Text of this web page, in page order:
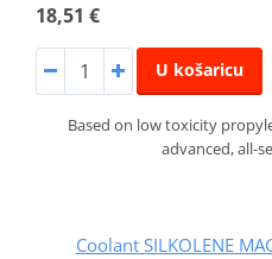
18,51 €
U košaricu
Based on low toxicity
advanced, all-
Coolant SILKOLENE